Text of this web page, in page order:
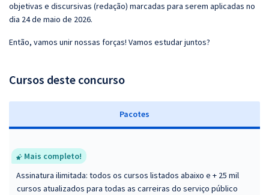
objetivas e discursivas (redação) marcadas para serem aplicadas no
dia 24 de maio de 2026.
Então, vamos unir nossas forças! Vamos estudar juntos?
Cursos deste concurso
Pacotes
Mais completo!
Assinatura ilimitada: todos os cursos listados abaixo e + 25 mil
cursos atualizados para todas as carreiras do serviço público